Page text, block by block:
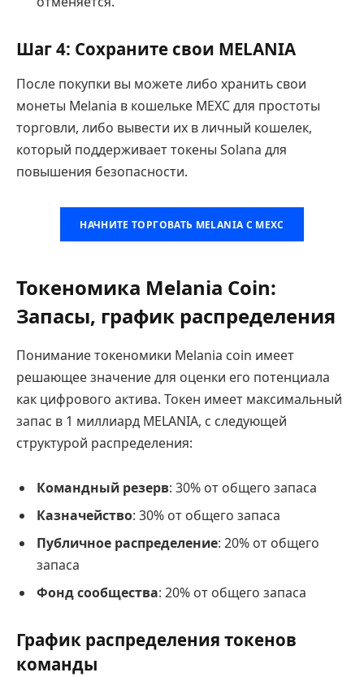
Шаг 4: Сохраните свои MELANIA
После покупки вы можете либо хранить свои
монеты Melania в кошельке MEXC для простоты
торговли, либо вывести их в личный кошелек,
который поддерживает токены Solana для
повышения безопасности.
НАЧНИТЕ ТОРГОВАТЬ MELANIA С MEXC
Токеномика Melania Coin:
Запасы, график распределения
Понимание токеномики Melania coin имеет
решающее значение для оценки его потенциала
как цифрового актива. Токен имеет максимальный
запас в 1 миллиард MELANIA, с следующей
структурой распределения:
Командный резерв: 30% от общего запаса
Казначейство: 30% от общего запаса
Публичное распределение: 20% от общего
запаса
Фонд сообщества: 20% от общего запаса
График распределения токенов
команды